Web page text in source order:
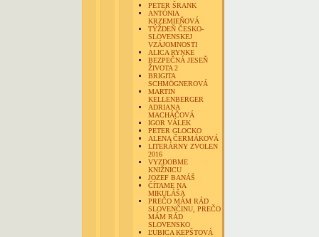
PETER ŠRANK
ANTÓNIA
KRZEMIEŇOVÁ
TÝŽDEŇ ČESKO-
SLOVENSKEJ
VZÁJOMNOSTI
ALICA RYNKE
BEZPEČNÁ JESEŇ
ŽIVOTA 2
BRIGITA
SCHMÖGNEROVÁ
MARTIN
KELLENBERGER
ADRIANA
MACHÁČOVÁ
IGOR VÁLEK
PETER GLOCKO
ALENA ČERMÁKOVÁ
LITERÁRNY ZVOLEN
2016
VYZDOBME
KNIŽNICU
JOZEF BANÁŠ
ČÍTAME NA
MIKULÁŠA
PREČO MÁM RÁD
SLOVENČINU, PREČO
MÁM RÁD
SLOVENSKO
ĽUBICA KEPŠTOVÁ